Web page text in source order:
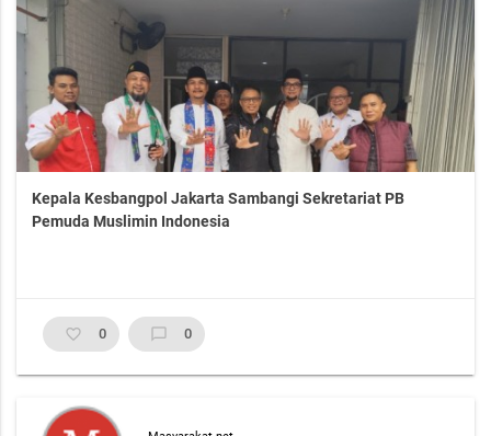
Kepala Kesbangpol Jakarta Sambangi Sekretariat PB
Pemuda Muslimin Indonesia
favorite_border 0 chat_bubble_outline 0